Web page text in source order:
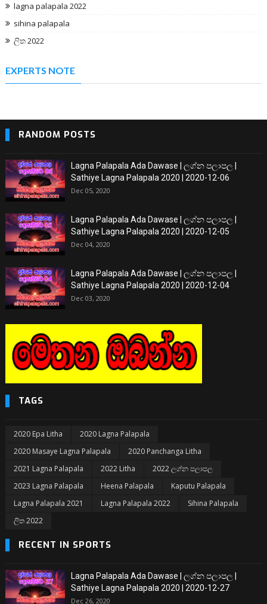
lagna palapala 2022
sihina palapala
ලිත 2022
EXPERTS NOTE
RANDOM POSTS
Lagna Palapala Ada Dawase | ලග්න පලාපල |
Sathiye Lagna Palapala 2020 | 2020-12-06
Dec 05, 2020
Lagna Palapala Ada Dawase | ලග්න පලාපල |
Sathiye Lagna Palapala 2020 | 2020-12-05
Dec 04, 2020
Lagna Palapala Ada Dawase | ලග්න පලාපල |
Sathiye Lagna Palapala 2020 | 2020-12-04
Dec 03, 2020
TAGS
2020 Epa Litha
2020 Lagna Palapala
2020 Masaye Lagna Palapala
2020 Panchanga Litha
2021 Lagna Palapala
2022 Litha
2022 ලග්න පලාපල
2023 Lagna Palapala
Heena Palapala
Kaputu Palapala
Lagna Palapala 2021
Lagna Palapala 2022
Sihina Palapala
ලිත 2022
RECENT IN SPORTS
Lagna Palapala Ada Dawase | ලග්න පලාපල |
Sathiye Lagna Palapala 2020 | 2020-12-27
Dec 26, 2020